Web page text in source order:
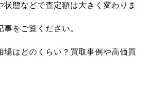
状態などで査定額は大きく変わりま
をご覧ください。
場はどのくらい？買取事例や高価買